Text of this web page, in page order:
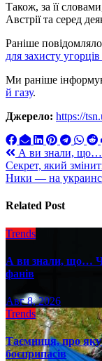
Також, за її
Австрії та серед
Раніше
для захисту угорців
Ми раніше
й газу.
Джерело: https://
Навигация
по
А ви знали, що…
Секрет, який
Ники — на
Related Post
Trends
А ви знали, що…
фанів
Авг 8, 2026
Trends
Таємниця, про яку
боєприпасів